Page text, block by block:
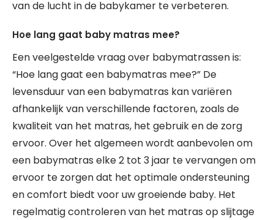
van de lucht in de babykamer te verbeteren.
Hoe lang gaat baby matras mee?
Een veelgestelde vraag over babymatrassen is:
“Hoe lang gaat een babymatras mee?” De
levensduur van een babymatras kan variëren
afhankelijk van verschillende factoren, zoals de
kwaliteit van het matras, het gebruik en de zorg
ervoor. Over het algemeen wordt aanbevolen om
een babymatras elke 2 tot 3 jaar te vervangen om
ervoor te zorgen dat het optimale ondersteuning
en comfort biedt voor uw groeiende baby. Het
regelmatig controleren van het matras op slijtage